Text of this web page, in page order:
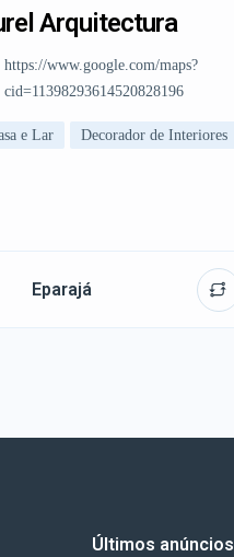
Arquitectura
https://www.google.com/maps?
cid=11398293614520828196
e Lar Decorador de Interiores
Eparajá
Últimos anúncios